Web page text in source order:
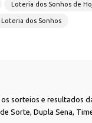
Loteria dos Sonhos de
dos Sonhos
sorteios e resultados
Sorte, Dupla Sena,